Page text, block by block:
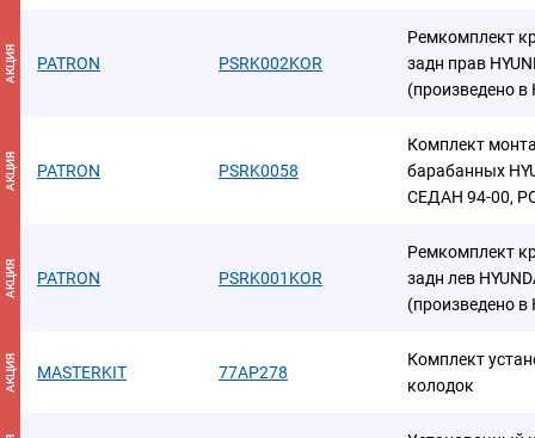
АКЦИЯ PATRON PSRK002KOR
Ремкомплект
задн прав
(произведено в
АКЦИЯ PATRON PSRK0058
Комплект
барабанных
СЕДАН 94-00,
АКЦИЯ PATRON PSRK001KOR
Ремкомплект
задн лев
(произведено в
АКЦИЯ MASTERKIT 77AP278
Комплект
колодок